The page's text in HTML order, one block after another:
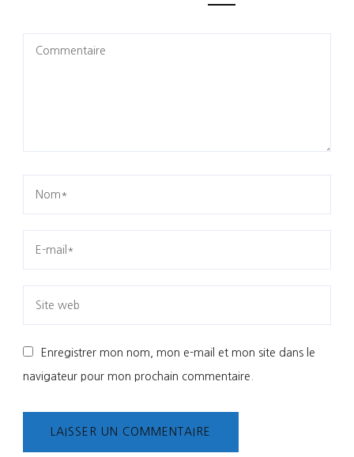
Enregistrer mon nom, mon e-mail et mon site dans le
navigateur pour mon prochain commentaire.